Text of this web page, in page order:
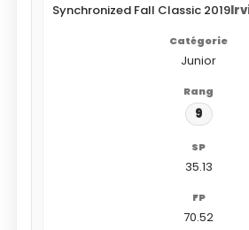
Synchronized Fall Classic 2019
Junior
9
35.13
70.52